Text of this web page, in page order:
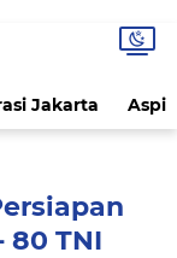
Jakarta
80 TNI